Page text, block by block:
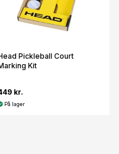
Pickleball Court
Kit
kr.
På lager